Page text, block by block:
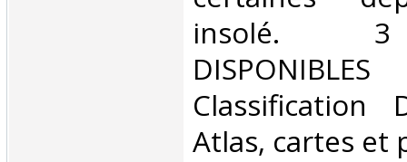
insolé. 3
Classification
Atlas, cartes et